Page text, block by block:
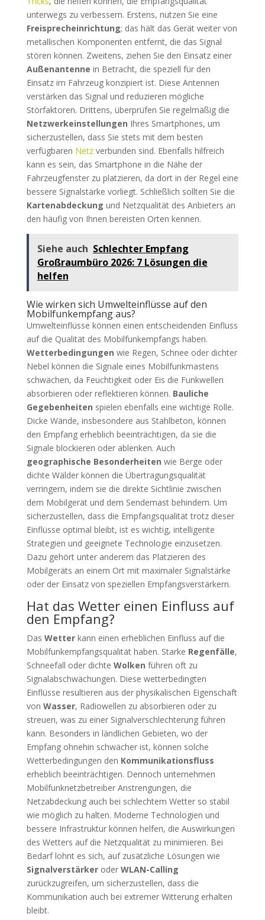
unterwegs zu verbessern. Erstens, nutzen Sie eine
Freisprecheinrichtung; das hält das Gerät weiter von
metallischen Komponenten entfernt, die das Signal
stören können. Zweitens, ziehen Sie den Einsatz einer
Außenantenne in Betracht, die speziell für den
Einsatz im Fahrzeug konzipiert ist. Diese Antennen
verstärken das Signal und reduzieren mögliche
Störfaktoren. Drittens, überprüfen Sie regelmäßig die
Netzwerkeinstellungen Ihres Smartphones, um
sicherzustellen, dass Sie stets mit dem besten
verfügbaren Netzverbunden sind. Ebenfalls hilfreich
kann es sein, das Smartphone in die Nähe der
Fahrzeugfenster zu platzieren, da dort in der Regel eine
bessere Signalstärke vorliegt. Schließlich sollten Sie die
Kartenabdeckung und Netzqualität des Anbieters an
den häufig von Ihnen bereisten Orten kennen.
Siehe auch Schlechter Empfang
Großraumbüro 2026: 7 Lösungen die
helfen
Wie wirken sich Umwelteinflüsse auf den
Mobilfunkempfang aus?
Umwelteinflüsse können einen entscheidenden Einfluss
auf die Qualität des Mobilfunkempfangs haben.
Wetterbedingungen wie Regen, Schnee oder dichter
Nebel können die Signale eines Mobilfunkmastens
schwächen, da Feuchtigkeit oder Eis die Funkwellen
absorbieren oder reflektieren können. Bauliche
Gegebenheiten spielen ebenfalls eine wichtige Rolle.
Dicke Wände, insbesondere aus Stahlbeton, können
den Empfang erheblich beeinträchtigen, da sie die
Signale blockieren oder ablenken. Auch
geographische Besonderheiten wie Berge oder
dichte Wälder können die Übertragungsqualität
verringern, indem sie die direkte Sichtlinie zwischen
dem Mobilgerät und dem Sendemast behindern. Um
sicherzustellen, dass die Empfangsqualität trotz dieser
Einflüsse optimal bleibt, ist es wichtig, intelligente
Strategien und geeignete Technologie einzusetzen.
Dazu gehört unter anderem das Platzieren des
Mobilgeräts an einem Ort mit maximaler Signalstärke
oder der Einsatz von speziellen Empfangsverstärkern.
Hat das Wetter einen Einfluss auf
den Empfang?
Das Wetterkann einen erheblichen Einfluss auf die
Mobilfunkempfangsqualität haben. Starke Regenfälle,
Schneefall oder dichte Wolken führen oft zu
Signalabschwächungen. Diese wetterbedingten
Einflüsse resultieren aus der physikalischen Eigenschaft
von Wasser, Radiowellen zu absorbieren oder zu
streuen, was zu einer Signalverschlechterung führen
kann. Besonders in ländlichen Gebieten, wo der
Empfang ohnehin schwächer ist, können solche
Wetterbedingungen den Kommunikationsfluss
erheblich beeinträchtigen. Dennoch unternehmen
Mobilfunknetzbetreiber Anstrengungen, die
Netzabdeckung auch bei schlechtem Wetter so stabil
wie möglich zu halten. Moderne Technologien und
bessere Infrastruktur können helfen, die Auswirkungen
des Wetters auf die Netzqualität zu minimieren. Bei
Bedarf lohnt es sich, auf zusätzliche Lösungen wie
Signalverstärkeroder WLAN-Calling
zurückzugreifen, um sicherzustellen, dass die
Kommunikation auch bei extremer Witterung erhalten
bleibt.